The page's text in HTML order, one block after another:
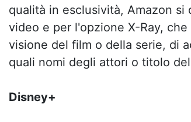
qualità in esclusività, Amazon
video e per l'opzione X-Ray,
visione del film o della serie, di
quali nomi degli attori o titolo
Disney+